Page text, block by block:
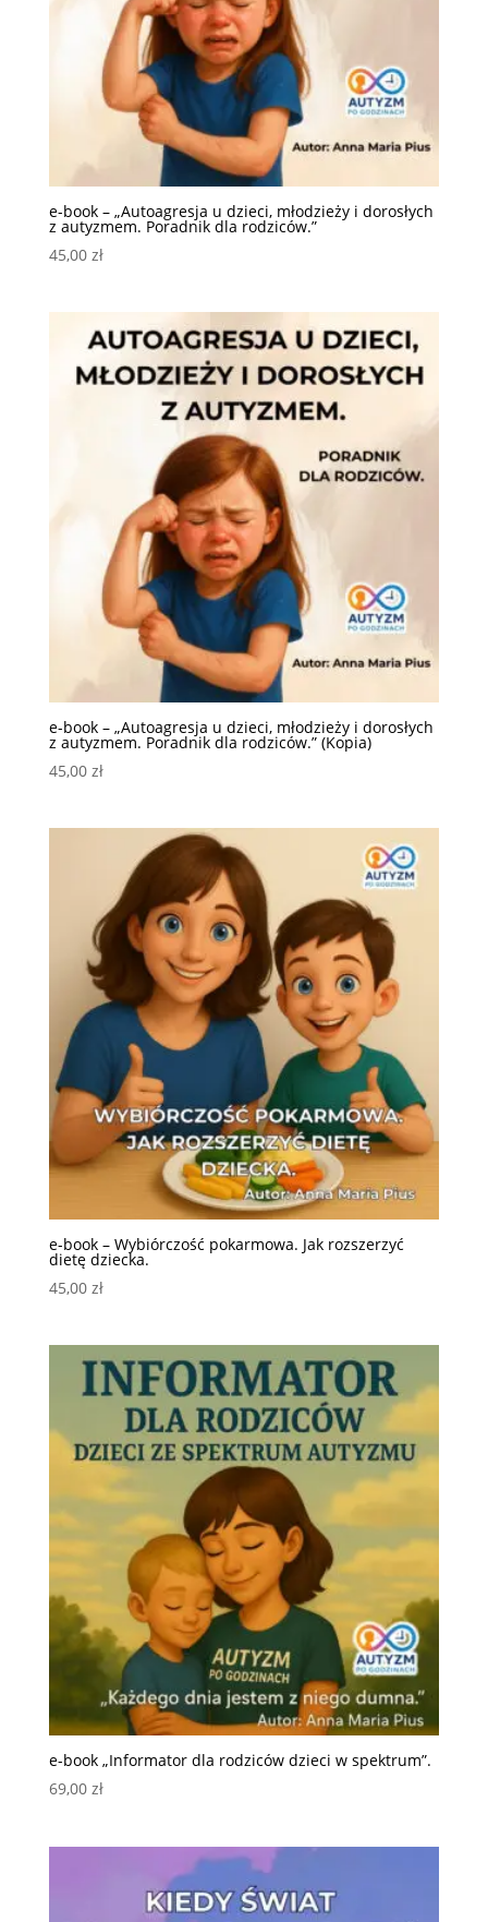
e-book – „Autoagresja u dzieci, młodzieży i dorosłych
z autyzmem. Poradnik dla rodziców.”
45,00 zł
e-book – „Autoagresja u dzieci, młodzieży i dorosłych
z autyzmem. Poradnik dla rodziców.” (Kopia)
45,00 zł
e-book – Wybiórczość pokarmowa. Jak rozszerzyć
dietę dziecka.
45,00 zł
e-book „Informator dla rodziców dzieci w spektrum”.
69,00 zł